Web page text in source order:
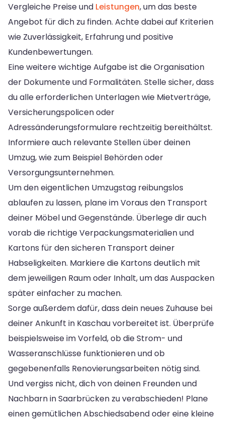
Vergleiche Preise und Leistungen, um das beste
Angebot für dich zu finden. Achte dabei auf Kriterien
wie Zuverlässigkeit, Erfahrung und positive
Kundenbewertungen.
Eine weitere wichtige Aufgabe ist die Organisation
der Dokumente und Formalitäten. Stelle sicher, dass
du alle erforderlichen Unterlagen wie Mietverträge,
Versicherungspolicen oder
Adressänderungsformulare rechtzeitig bereithältst.
Informiere auch relevante Stellen über deinen
Umzug, wie zum Beispiel Behörden oder
Versorgungsunternehmen.
Um den eigentlichen Umzugstag reibungslos
ablaufen zu lassen, plane im Voraus den Transport
deiner Möbel und Gegenstände. Überlege dir auch
vorab die richtige Verpackungsmaterialien und
Kartons für den sicheren Transport deiner
Habseligkeiten. Markiere die Kartons deutlich mit
dem jeweiligen Raum oder Inhalt, um das Auspacken
später einfacher zu machen.
Sorge außerdem dafür, dass dein neues Zuhause bei
deiner Ankunft in Kaschau vorbereitet ist. Überprüfe
beispielsweise im Vorfeld, ob die Strom- und
Wasseranschlüsse funktionieren und ob
gegebenenfalls Renovierungsarbeiten nötig sind.
Und vergiss nicht, dich von deinen Freunden und
Nachbarn in Saarbrücken zu verabschieden! Plane
einen gemütlichen Abschiedsabend oder eine kleine